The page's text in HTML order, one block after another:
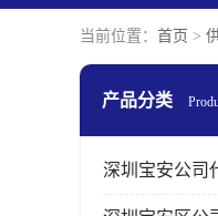
当前位置： 首页 >
产品分类
深圳宝安公司